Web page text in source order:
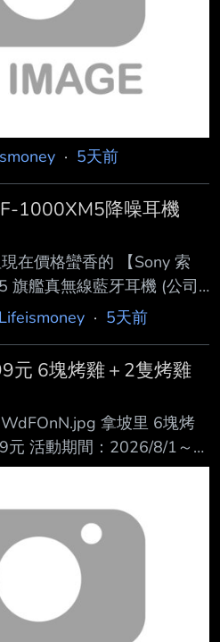
· 5天前
1000XM5降噪耳機
在價格蠻香的 【Sony 索
旗艦真無線藍牙耳機 (公司
reurl.cc/OQA6bA 限
蜘蛛人電影票2張 活動到
27Za04 --
· 5天前
元 6塊烤雞＋2隻烤雞
拿坡里 6塊烤
元 活動期間：2026/8/1～
雞＋2隻烤雞翅（普羅旺斯
--